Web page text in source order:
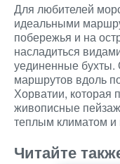
Для любителей
идеальными
побережья и на
насладиться
уединенные
маршрутов вдоль
Хорватии, которая
живописные
теплым климатом и
Читайте